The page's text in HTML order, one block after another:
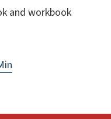
and workbook